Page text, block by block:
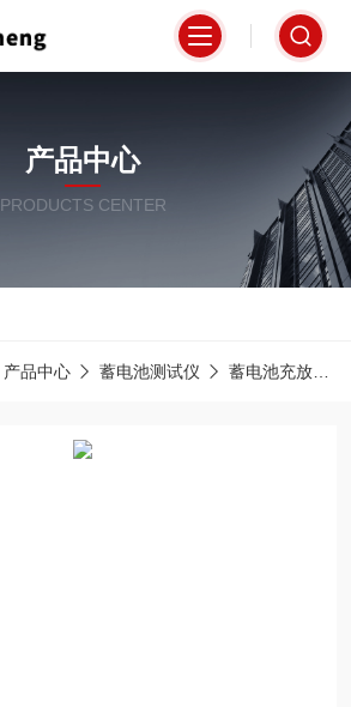
产品中心
PRODUCTS CENTER
产品中心 蓄电池测试仪 蓄电池充放电测试仪